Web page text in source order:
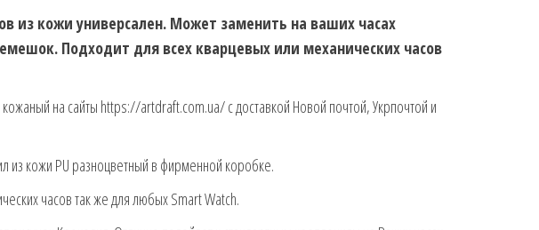
из кожи универсален. Может заменить на ваших часах
Подходит для всех кварцевых или механических часов
на сайты https://artdraft.com.ua/ с доставкой Новой почтой, Укрпочтой и
из кожи PU разноцветный в фирменной коробке.
часов так же для любых Smart Watch.